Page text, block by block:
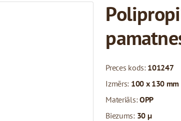
Preces kods: 101247
Izmērs: 100 x 130 mm
Materiāls:OPP
Biezums: 30 µ